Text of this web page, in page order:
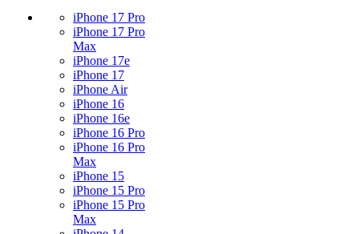
iPhone 17 Pro
iPhone 17 Pro
Max
iPhone 17e
iPhone 17
iPhone Air
iPhone 16
iPhone 16e
iPhone 16 Pro
iPhone 16 Pro
Max
iPhone 15
iPhone 15 Pro
iPhone 15 Pro
Max